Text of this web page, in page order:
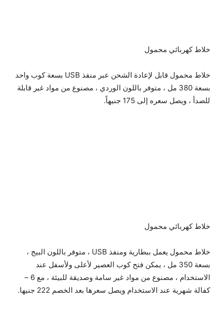
خلاط كهربائي محمول
خلاط محمول قابل لإعادة الشحن عبر منفذ USB بسعة كوب واحد
بسعة 380 مل ، متوفر باللون الوردي ، مصنوع من مواد غير قابلة
للصدأ ، ويصل سعره إلى 175 جنيهاً.
خلاط كهربائي محمول
خلاط محمول يعمل ببطارية ومنفذ USB ، متوفر باللون البيج ،
بسعة 350 مل ، يمكن فتح كوب العصير لأعلى ولأسفل عند
الاستخدام ، مصنوع من مواد غير سامة وصديقة للبيئة ، مع 6 –
كفالة شهرية عند الاستخدام ويصل سعرها بعد الخصم 222 جنيها.